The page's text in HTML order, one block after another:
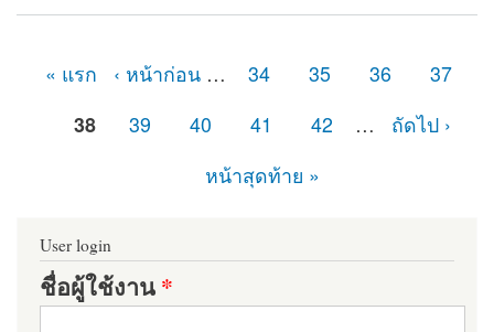
« แรก ‹ หน้าก่อน … 34 35 36
37
38
39 40 41 42 …
ถัดไป ›
หน้าสุดท้าย »
User login
ชื่อผู้ใช้งาน*